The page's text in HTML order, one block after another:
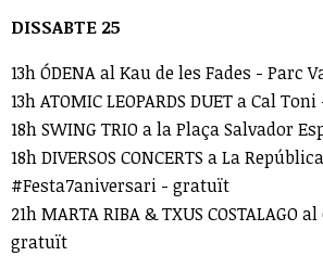
DISSABTE 25
13h ÓDENA al Kau de les Fades -
13h ATOMIC LEOPARDS DUET a Cal
18h SWING TRIO a la Plaça Salvador
18h DIVERSOS CONCERTS a La
#Festa7aniversari - gratuït
21h MARTA RIBA & TXUS COSTALAGO
gratuït